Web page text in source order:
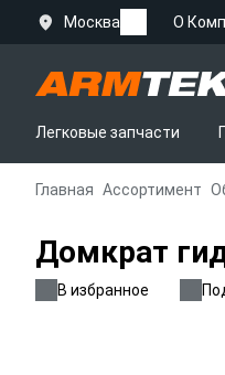
Москва О
Легковые запчасти
Главная Ассортимент
Домкрат
В избранное